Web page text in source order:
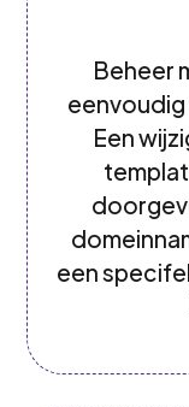
Beheer
Een
een